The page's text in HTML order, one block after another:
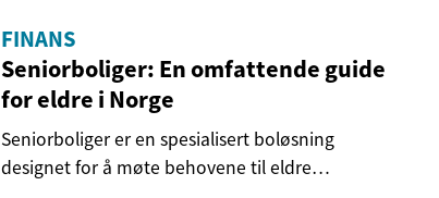
FINANS
Seniorboliger: En omfattende guide
for eldre i Norge
Seniorboliger er en spesialisert boløsning
designet for å møte behovene til eldre